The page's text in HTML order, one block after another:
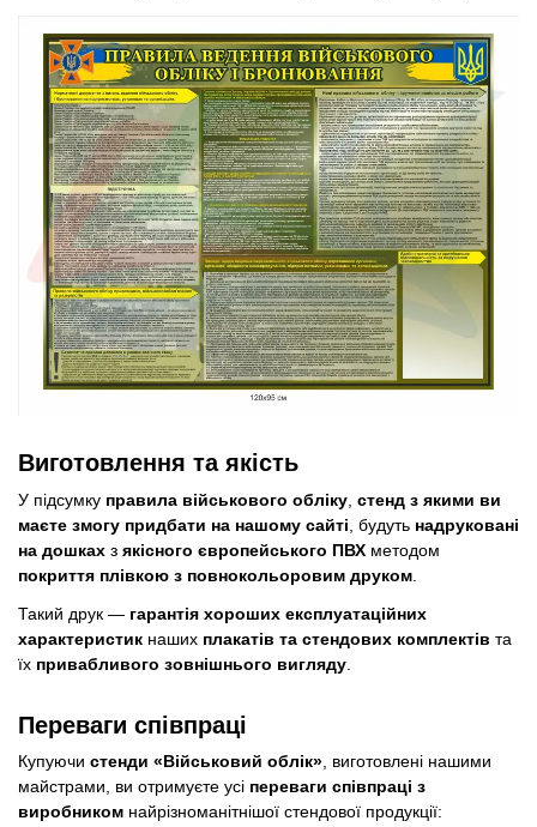
Виготовлення та якість
У підсумку правила військового обліку стенд з якими ви
маєте змогу придбати на нашому сайті , будуть надруковані
на дошках з якісного європейського ПВХ методом
покриття плівкою з повнокольоровим друком
Такий друк — гарантія хороших експлуатаційних
характеристик наших плакатів та стендових комплектів та
їх привабливого зовнішнього вигляду.
Переваги співпраці
Купуючи стенди «Військовий облік», виготовлені нашими
майстрами, ви отримуєте усі переваги співпраці з
виробником найрізноманітнішої стендової продукції: